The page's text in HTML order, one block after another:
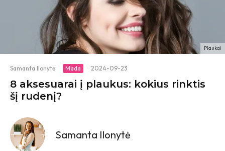
Plaukai
Samanta Ilonytė · Mada · 2024-09-23
8 aksesuarai į plaukus: kokius rinktis
šį rudenį?
Samanta Ilonytė